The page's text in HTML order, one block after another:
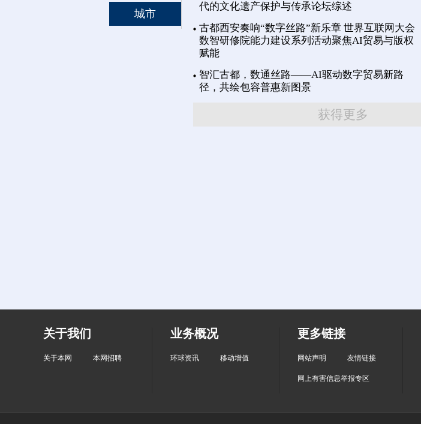
城市
代的文化遗产保护与传承论坛综述
古都西安奏响“数字丝路”新乐章 世界互联网大会
数智研修院能力建设系列活动聚焦AI贸易与版权
赋能
智汇古都，数通丝路——AI驱动数字贸易新路
径，共绘包容普惠新图景
获得更多
关于我们
关于本网 本网招聘
业务概况
环球资讯 移动增值
更多链接
网站声明 友情链接
网上有害信息举报专区